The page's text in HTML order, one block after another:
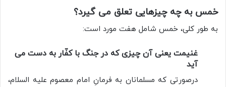
خمس به چه چیزهایی تعلق می گیرد؟
به طور کلی، خمس شامل هفت مورد است:
غنیمت یعنی آن چیزی که در جنگ با کفّار به دست می
آید
درصورتی که مسلمانان به فرمانِ امام معصوم علیه السلام،